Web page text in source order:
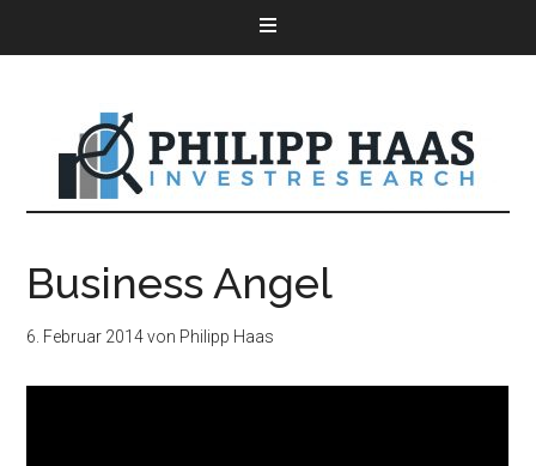
Business Angel
6. Februar 2014von Philipp Haas